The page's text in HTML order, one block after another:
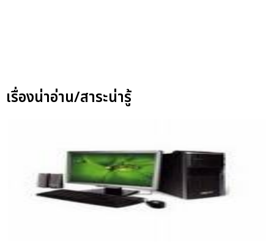
เรื่องน่าอ่าน/สาระน่ารู้